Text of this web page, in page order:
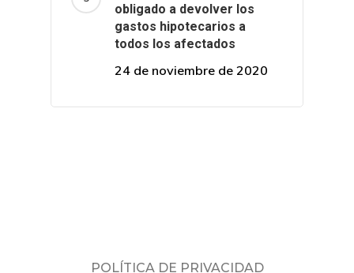
obligado a devolver los
gastos hipotecarios a
todos los afectados
24 de noviembre de 2020
POLÍTICA DE PRIVACIDAD